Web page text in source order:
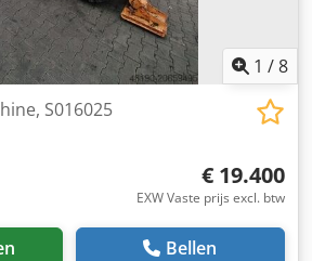
1 /8
S016025
€ 19.400
EXW Vaste prijs excl. btw
Bellen